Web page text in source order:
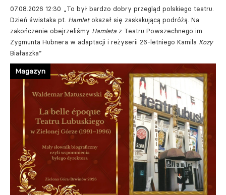
07.08.2026 12:30
„To był bardzo dobry przegląd polskiego teatru.
Dzień świstaka pt. Hamletokazał się zaskakującą podróżą. Na
zakończenie obejrzeliśmy Hamleta z Teatru Powszechnego im.
Zygmunta Hubnera w adaptacji i reżyserii 26-letniego Kamila Kozy
Białaszka”
Magazyn